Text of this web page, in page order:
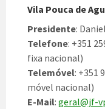
Vila Pouca de
Presidente:
Telefone: +351
fixa nacional)
Telemóvel: +351
móvel nacional)
E-Mail: geral@jf-